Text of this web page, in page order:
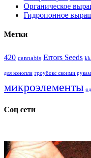
Органическое
Гидропонное
Метки
420 cannabis Errors Seeds
для конопли гроубокс своими
микроэлементы
Соц сети